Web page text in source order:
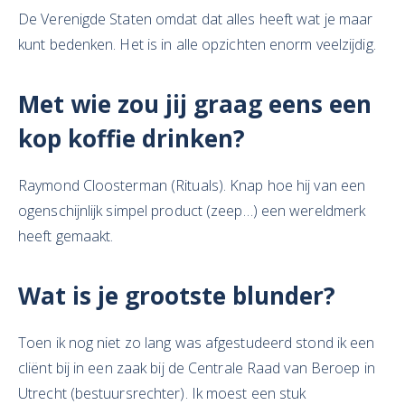
De Verenigde Staten omdat dat alles heeft wat je maar
kunt bedenken. Het is in alle opzichten enorm veelzijdig.
Met wie zou jij graag eens een
kop koffie drinken?
Raymond Cloosterman (Rituals). Knap hoe hij van een
ogenschijnlijk simpel product (zeep…) een wereldmerk
heeft gemaakt.
Wat is je grootste blunder?
Toen ik nog niet zo lang was afgestudeerd stond ik een
cliënt bij in een zaak bij de Centrale Raad van Beroep in
Utrecht (bestuursrechter). Ik moest een stuk